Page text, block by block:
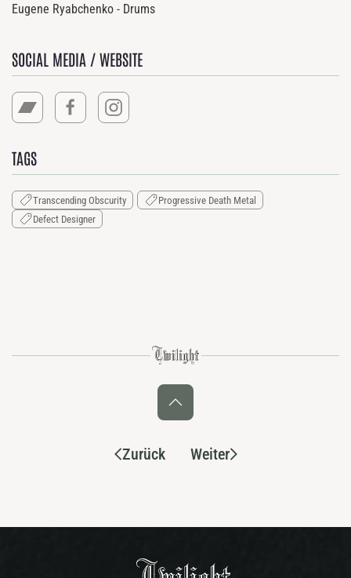
Eugene Ryabchenko - Drums
SOCIAL MEDIA / WEBSITE
TAGS
Transcending Obscurity
Progressive Death Metal
Defect Designer
Zurück Weiter